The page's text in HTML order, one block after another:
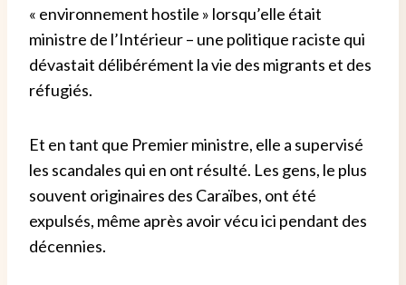
« environnement hostile » lorsqu’elle était
ministre de l’Intérieur – une politique raciste qui
dévastait délibérément la vie des migrants et des
réfugiés.
Et en tant que Premier ministre, elle a supervisé
les scandales qui en ont résulté. Les gens, le plus
souvent originaires des Caraïbes, ont été
expulsés, même après avoir vécu ici pendant des
décennies.